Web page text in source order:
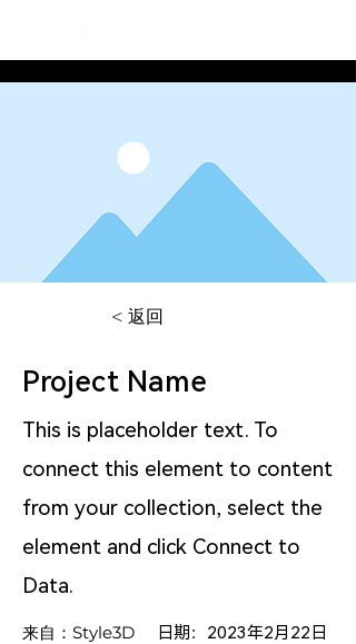
< 返回
Project Name
This is placeholder text. To
connect this element to content
from your collection, select the
element and click Connect to
Data.
来自： Style3D 日期：2023年2月22日